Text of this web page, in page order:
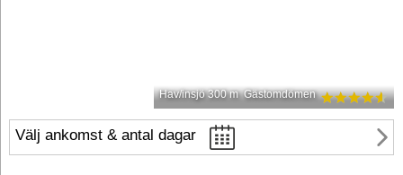
Hav/insjö 300 m Gästomdömen
Välj ankomst & antal dagar